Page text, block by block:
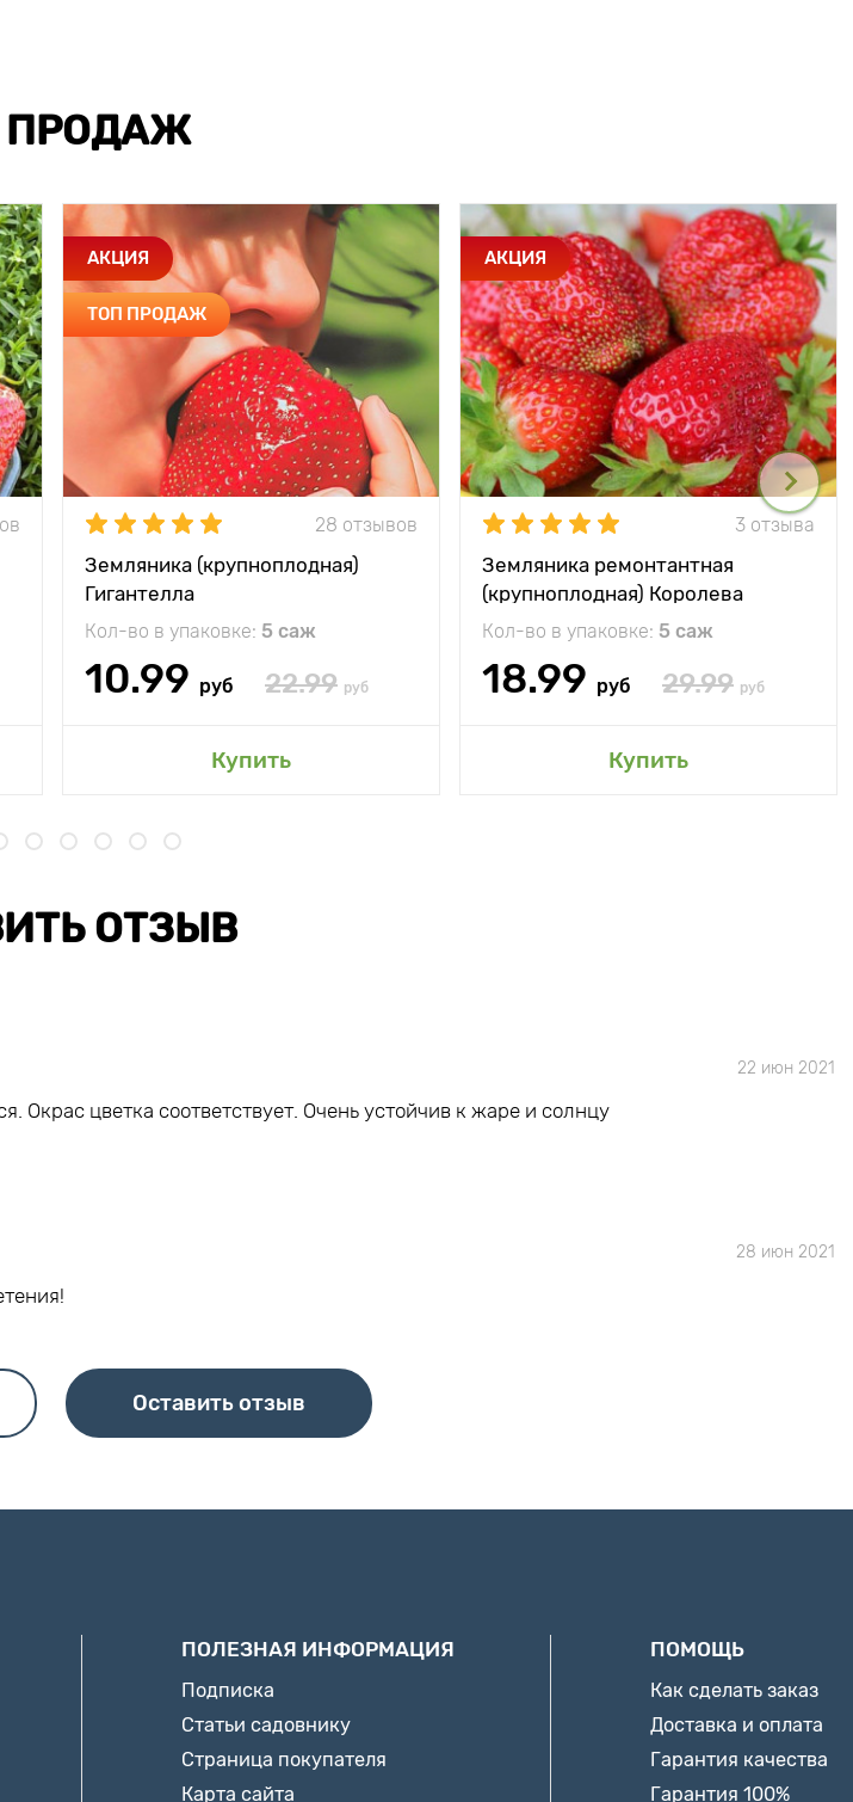
ПРОДАЖ
АКЦИЯ
ТОП ПРОДАЖ
28 отзывов
Земляника (крупноплодная)
Гигантелла
Кол-во в упаковке: 5 саж
10.99 руб 22.99 руб
Купить
АКЦИЯ
3 отзыва
Земляника ремонтантная
(крупноплодная) Королева
Елизавета
Кол-во в упаковке: 5 саж
18.99 руб 29.99 руб
Купить
ОТЗЫВ
22 июн 2021
Окрас цветка соответствует. Очень устойчив к жаре и солнцу
28 июн 2021
Оставить отзыв
ПОЛЕЗНАЯ ИНФОРМАЦИЯ
Подписка
Статьи садовнику
Страница покупателя
Карта сайта
ПОМОЩЬ
Как сделать заказ
Доставка и оплата
Гарантия качества
Гарантия 100%